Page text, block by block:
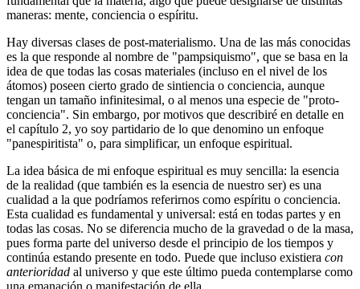
maneras: mente, conciencia o espíritu.
Hay diversas clases de post-materialismo. Una de las más conocidas
es la que responde al nombre de "pampsiquismo", que se basa en la
idea de que todas las cosas materiales (incluso en el nivel de los
átomos) poseen cierto grado de sintiencia o conciencia, aunque
tengan un tamaño infinitesimal, o al menos una especie de "proto-
conciencia". Sin embargo, por motivos que describiré en detalle en
el capítulo 2, yo soy partidario de lo que denomino un enfoque
"panespiritista" o, para simplificar, un enfoque espiritual.
La idea básica de mi enfoque espiritual es muy sencilla: la esencia
de la realidad (que también es la esencia de nuestro ser) es una
cualidad a la que podríamos referirnos como espíritu o conciencia.
Esta cualidad es fundamental y universal: está en todas partes y en
todas las cosas. No se diferencia mucho de la gravedad o de la masa,
pues forma parte del universo desde el principio de los tiempos y
continúa estando presente en todo. Puede que incluso existiera con
anterioridad al universo y que este último pueda contemplarse como
una emanación o manifestación de ella.